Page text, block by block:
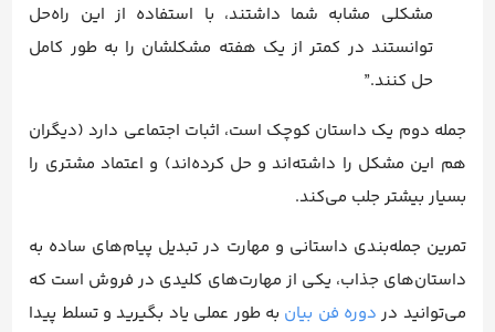
مشکلی مشابه شما داشتند، با استفاده از این راه‌حل
توانستند در کمتر از یک هفته مشکلشان را به طور کامل
حل کنند.”
جمله دوم یک داستان کوچک است، اثبات اجتماعی دارد (دیگران
هم این مشکل را داشته‌اند و حل کرده‌اند) و اعتماد مشتری را
بسیار بیشتر جلب می‌کند.
تمرین جمله‌بندی داستانی و مهارت در تبدیل پیام‌های ساده به
داستان‌های جذاب، یکی از مهارت‌های کلیدی در فروش است که
می‌توانید در دوره فن بیان به طور عملی یاد بگیرید و تسلط پیدا